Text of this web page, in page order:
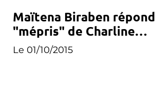
Maïtena Biraben répond
"mépris" de Charline
Vanhoenacker
Le 01/10/2015